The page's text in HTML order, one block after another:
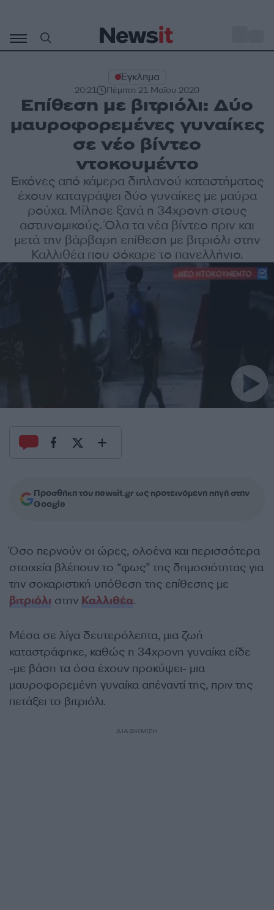
περιεχόμενο
Έγκλημα
20:21 Πέμπτη 21 Μαΐου 2020
Επίθεση με βιτριόλι: Δύο
μαυροφορεμένες γυναίκες
σε νέο βίντεο
ντοκουμέντο
Εικόνες από κάμερα διπλανού καταστήματος
έχουν καταγράψει δύο γυναίκες με μαύρα
ρούχα. Μίλησε ξανά η 34χρονη στους
αστυνομικούς. Όλα τα νέα βίντεο πριν και
μετά την βάρβαρη επίθεση με βιτριόλι στην
Καλλιθέα που σόκαρε το πανελλήνιο.
Προσθήκη του newsit.gr ως προτεινόμενη πηγή στην
Google
Όσο περνούν οι ώρες, ολοένα και περισσότερα
στοιχεία βλέπουν το “φως” της δημοσιότητας για
την σοκαριστική υπόθεση της επίθεσης με
βιτριόλι στην Καλλιθέα.
Μέσα σε λίγα δευτερόλεπτα, μια ζωή
καταστράφηκε, καθώς η 34χρονη γυναίκα είδε
-με βάση τα όσα έχουν προκύψει- μια
μαυροφορεμένη γυναίκα απέναντί της, πριν της
πετάξει το βιτριόλι.
ΔΙΑΦΗΜΙΣΗ